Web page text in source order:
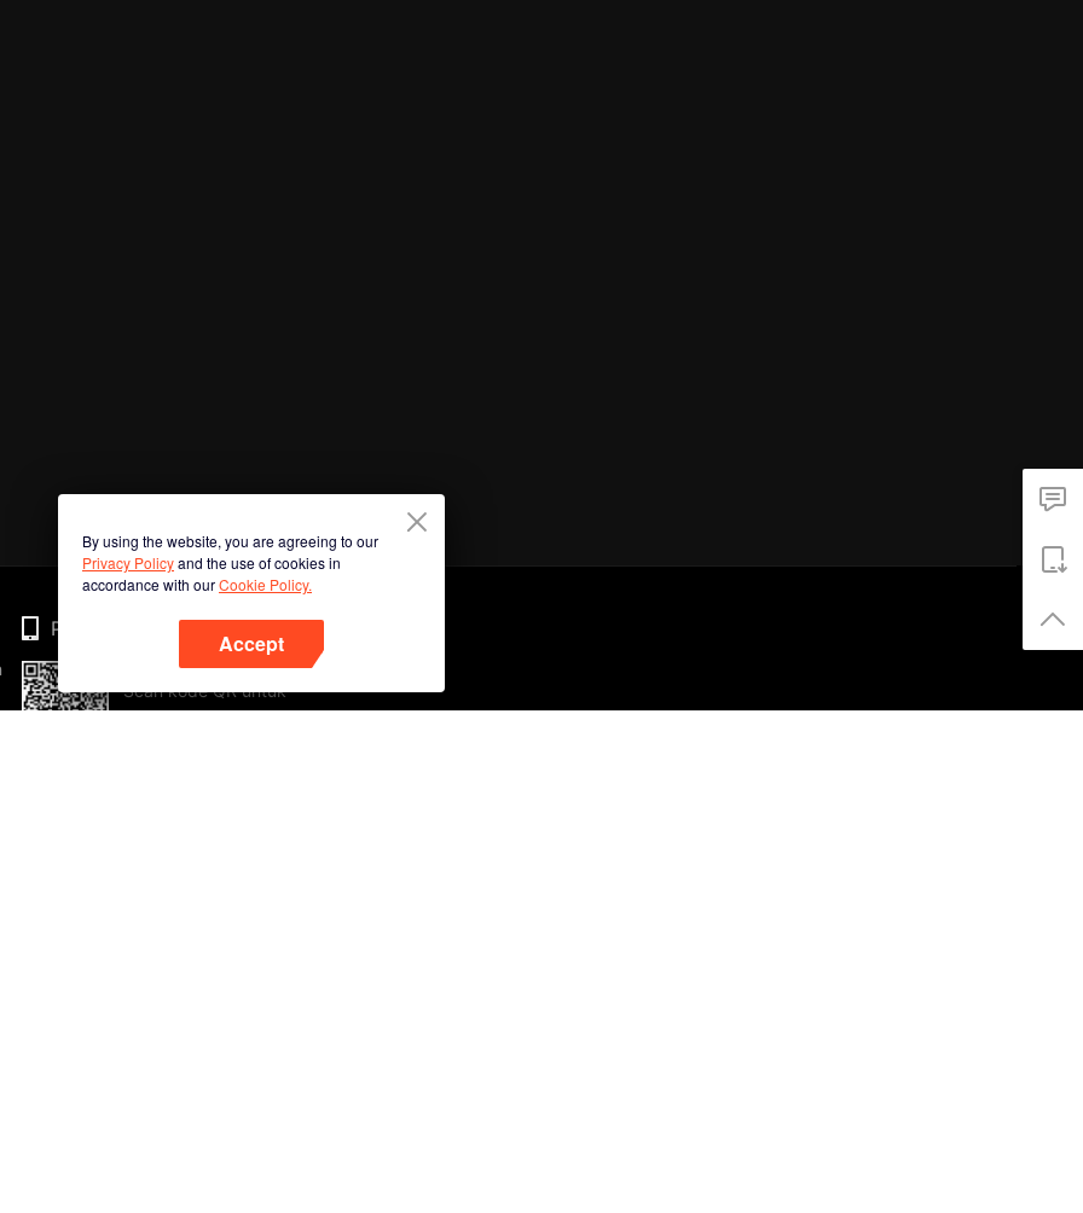
By using the website, you are agreeing to our
Privacy Policyand the use of cookies in
accordance with ourCookie Policy.
Accept
Phone
Scan kode QR untuk
mengunduh sekarang!